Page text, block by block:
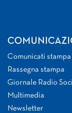
Comunicati stampa
Rassegna stampa
Giornale Radio
Multimedia
Newsletter